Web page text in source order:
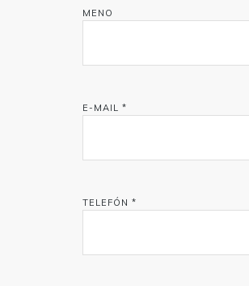
MENO
E-MAIL *
TELEFÓN *